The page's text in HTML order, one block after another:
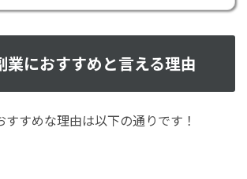
業におすすめと言える理由
すめな理由は以下の通りです！